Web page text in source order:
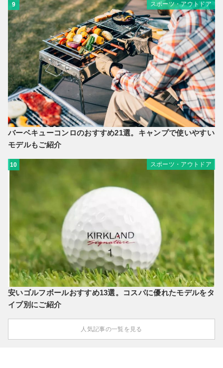
9 スポーツ・アウトドア
バーベキューコンロのおすすめ21選。キャンプで使いやすい
モデルもご紹介
10 スポーツ・アウトドア
安いゴルフボールおすすめ13選。コスパに優れたモデルをタ
イプ別にご紹介
人気記事の一覧を見る